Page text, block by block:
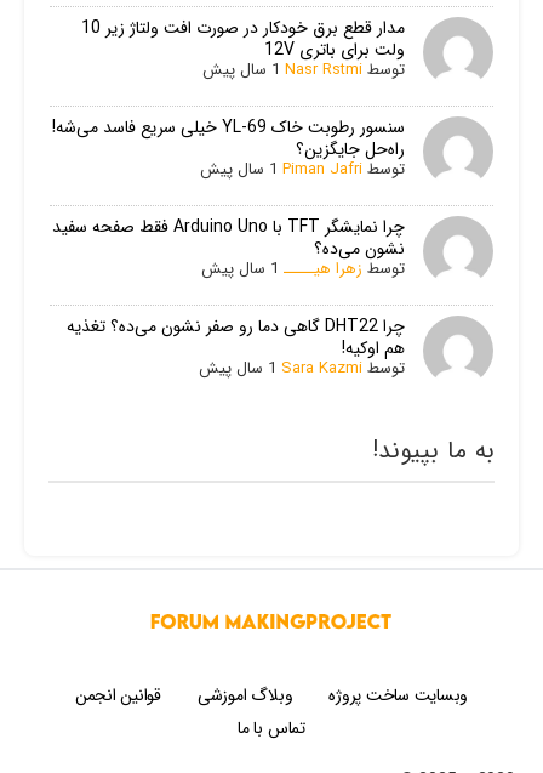
مدار قطع برق خودکار در صورت افت ولتاژ زیر 10
ولت برای باتری 12V
توسطNasr Rstmi 1 سال پیش
سنسور رطوبت خاک YL-69 خیلی سریع فاسد می‌شه!
راه‌حل جایگزین؟
توسطPiman Jafri 1 سال پیش
چرا نمایشگر TFT با Arduino Uno فقط صفحه سفید
نشون می‌ده؟
توسط زهرا هیـــــ 1 سال پیش
چرا DHT22 گاهی دما رو صفر نشون می‌ده؟ تغذیه
هم اوکیه!
توسطSara Kazmi 1 سال پیش
به ما بپیوند!
وبسایت ساخت پروژه وبلاگ اموزشی
قوانین انجمن
تماس با ما